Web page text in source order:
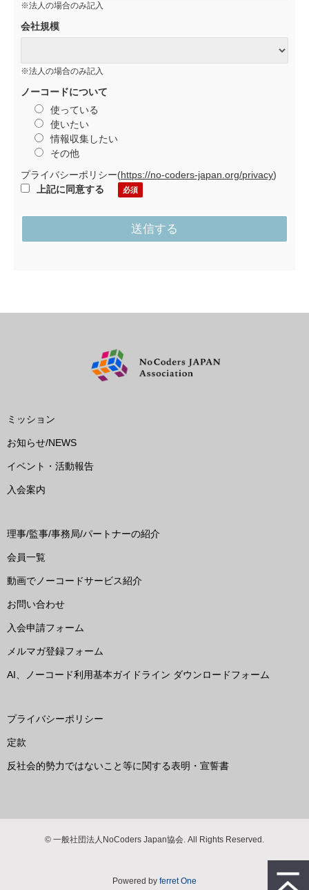
※法人の場合のみ記入
会社規模
※法人の場合のみ記入
ノーコードについて
使っている
使いたい
情報収集したい
その他
プライバシーポリシー(https://no-coders-japan.org/privacy)
上記に同意する
ミッション
お知らせ/NEWS
イベント・活動報告
入会案内
理事/監事/事務局/パートナーの紹介
会員一覧
動画でノーコードサービス紹介
お問い合わせ
入会申請フォーム
メルマガ登録フォーム
AI、ノーコード利用基本ガイドライン ダウンロードフォーム
プライバシーポリシー
定款
反社会的勢力ではないこと等に関する表明・宣誓書
© 一般社団法人NoCoders Japan協会. All Rights Reserved.
Powered by ferret One